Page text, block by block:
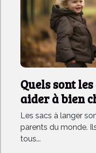
Quels sont
aider à bien
dos à langer ?
Les sacs à langer
parents du monde.
tous...